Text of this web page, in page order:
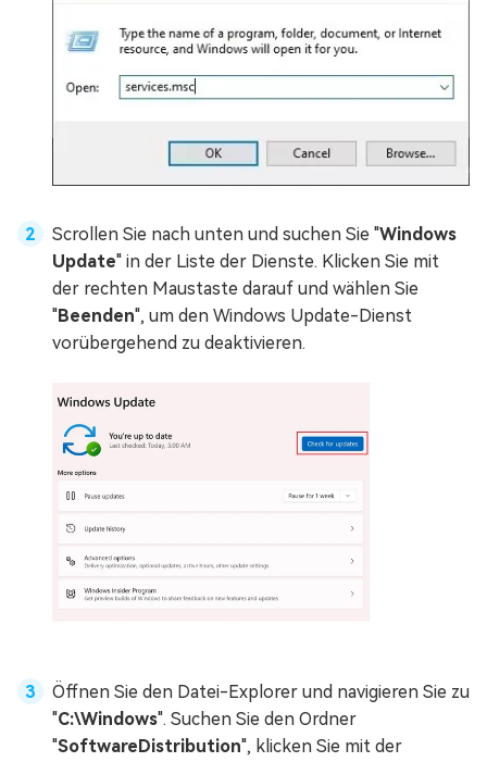
Scrollen Sie nach unten und suchen Sie "Windows
Update" in der Liste der Dienste. Klicken Sie mit
der rechten Maustaste darauf und wählen Sie
"Beenden", um den Windows Update-Dienst
vorübergehend zu deaktivieren.
Öffnen Sie den Datei-Explorer und navigieren Sie zu
"C:\Windows". Suchen Sie den Ordner
"SoftwareDistribution", klicken Sie mit der